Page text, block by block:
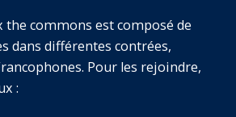
the commons est composé de
dans différentes contrées,
Pour les rejoindre,
: